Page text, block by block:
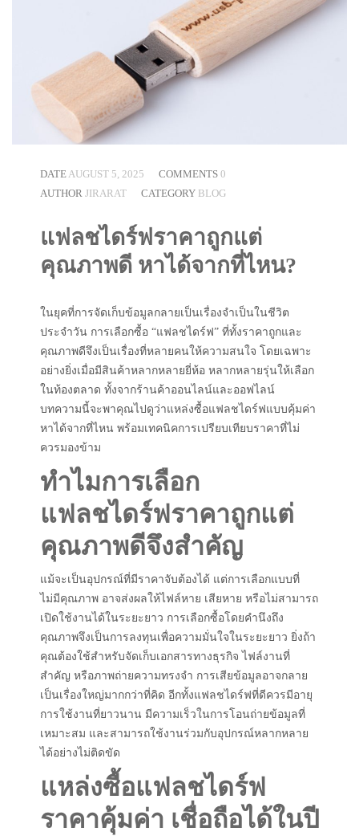
DATEAUGUST 5, 2025 COMMENTS 0
AUTHOR JIRARAT CATEGORY BLOG
แฟลชไดร์ฟราคาถูกแต่
คุณภาพดี หาได้จากที่ไหน?
ในยุคที่การจัดเก็บข้อมูลกลายเป็นเรื่องจำเป็นในชีวิต
ประจำวัน การเลือกซื้อ “แฟลชไดร์ฟ” ที่ทั้งราคาถูกและ
คุณภาพดีจึงเป็นเรื่องที่หลายคนให้ความสนใจ โดยเฉพาะ
อย่างยิ่งเมื่อมีสินค้าหลากหลายยี่ห้อ หลากหลายรุ่นให้เลือก
ในท้องตลาด ทั้งจากร้านค้าออนไลน์และออฟไลน์
บทความนี้จะพาคุณไปดูว่าแหล่งซื้อแฟลชไดร์ฟแบบคุ้มค่า
หาได้จากที่ไหน พร้อมเทคนิคการเปรียบเทียบราคาที่ไม่
ควรมองข้าม
ทำไมการเลือก
แฟลชไดร์ฟราคาถูกแต่
คุณภาพดีจึงสำคัญ
แม้จะเป็นอุปกรณ์ที่มีราคาจับต้องได้ แต่การเลือกแบบที่
ไม่มีคุณภาพ อาจส่งผลให้ไฟล์หาย เสียหาย หรือไม่สามารถ
เปิดใช้งานได้ในระยะยาว การเลือกซื้อโดยคำนึงถึง
คุณภาพจึงเป็นการลงทุนเพื่อความมั่นใจในระยะยาว ยิ่งถ้า
คุณต้องใช้สำหรับจัดเก็บเอกสารทางธุรกิจ ไฟล์งานที่
สำคัญ หรือภาพถ่ายความทรงจำ การเสียข้อมูลอาจกลาย
เป็นเรื่องใหญ่มากกว่าที่คิด อีกทั้งแฟลชไดร์ฟที่ดีควรมีอายุ
การใช้งานที่ยาวนาน มีความเร็วในการโอนถ่ายข้อมูลที่
เหมาะสม และสามารถใช้งานร่วมกับอุปกรณ์หลากหลาย
ได้อย่างไม่ติดขัด
แหล่งซื้อแฟลชไดร์ฟ
ราคาคุ้มค่า เชื่อถือได้ในปี